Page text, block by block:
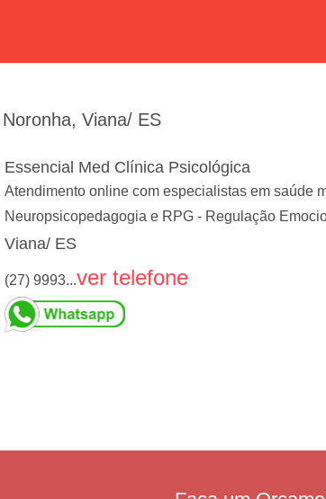
Viana/ ES
Essencial Med Clínica Psicológica
Atendimento online com especialistas em saúde
Neuropsicopedagogia e RPG - Regulação
Viana/ ES
(27) 9993...ver telefone